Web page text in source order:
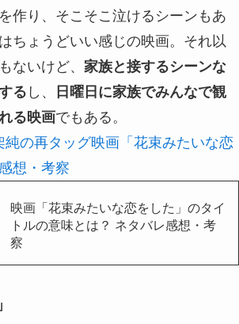
作り、そこそこ泣けるシーンもあ
ちょうどいい感じの映画。それ以
ないけど、 家族と接するシーンな
る し、
日曜日に家族でみんなで観
る映画でもある。
純の再タッグ映画「花束みたいな恋
想・考察
映画「花束みたいな恋をした」のタイ
トルの意味とは？ ネタバレ感想・考
察